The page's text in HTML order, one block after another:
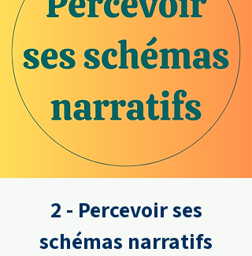
2 - Percevoir ses
schémas narratifs